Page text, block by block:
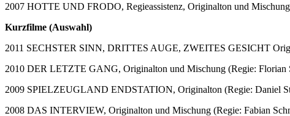
2007 HOTTE UND FRODO, Regieassistenz, Originalton und
Kurzfilme (Auswahl)
2011 SECHSTER SINN, DRITTES AUGE, ZWEITES GESICHT
2010 DER LETZTE GANG, Originalton und Mischung (Regie: Florian
2009 SPIELZEUGLAND ENDSTATION, Originalton (Regie: Daniel
2008 DAS INTERVIEW, Originalton und Mischung (Regie: Fabian